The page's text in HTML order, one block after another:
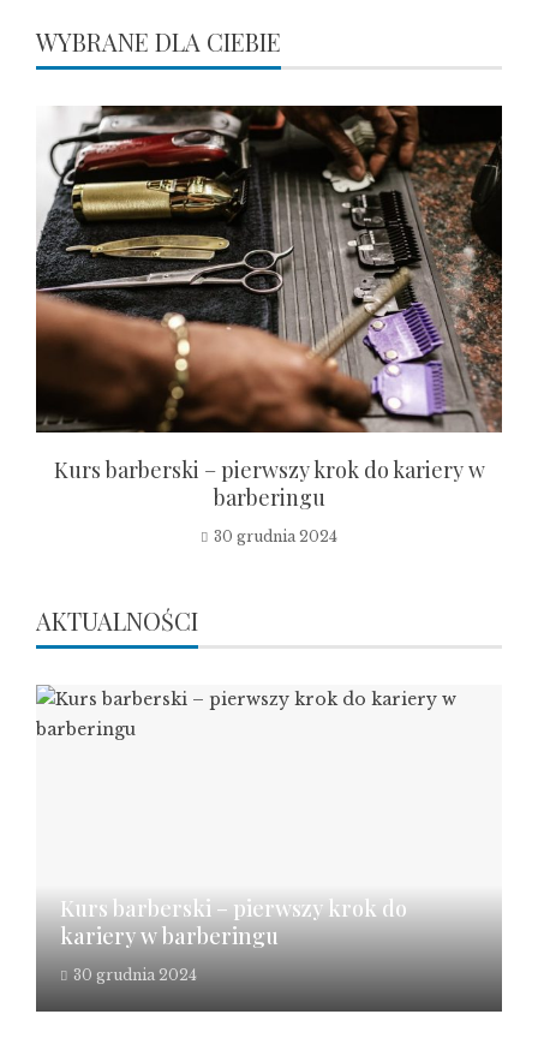
WYBRANE DLA CIEBIE
Kurs barberski – pierwszy krok do kariery w
barberingu
30 grudnia 2024
AKTUALNOŚCI
Kurs barberski – pierwszy krok do
kariery w barberingu
30 grudnia 2024